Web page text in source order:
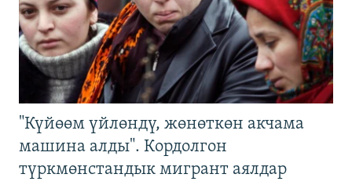
"Күйөөм үйлөндү, жөнөткөн акчама
машина алды". Кордолгон
түркмөнстандык мигрант аялдар